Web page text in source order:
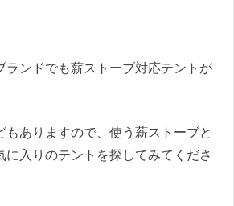
ランドでも薪ストーブ対応テントが
もありますので、使う薪ストーブと
に入りのテントを探してみてくださ